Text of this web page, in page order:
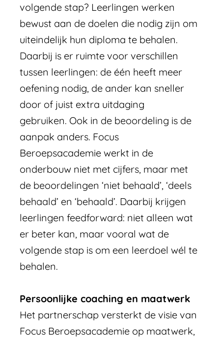
volgende stap? Leerlingen werken
bewust aan de doelen die nodig zijn om
uiteindelijk hun diploma te behalen.
Daarbij is er ruimte voor verschillen
tussen leerlingen: de één heeft meer
oefening nodig, de ander kan sneller
door of juist extra uitdaging
gebruiken. Ook in de beoordeling is de
aanpak anders. Focus
Beroepsacademie werkt in de
onderbouw niet met cijfers, maar met
de beoordelingen ‘niet behaald’, ‘deels
behaald’ en ‘behaald’. Daarbij krijgen
leerlingen feedforward: niet alleen wat
er beter kan, maar vooral wat de
volgende stap is om een leerdoel wél te
behalen.
Persoonlijke coaching en maatwerk
Het partnerschap versterkt de visie van
Focus Beroepsacademie op maatwerk,